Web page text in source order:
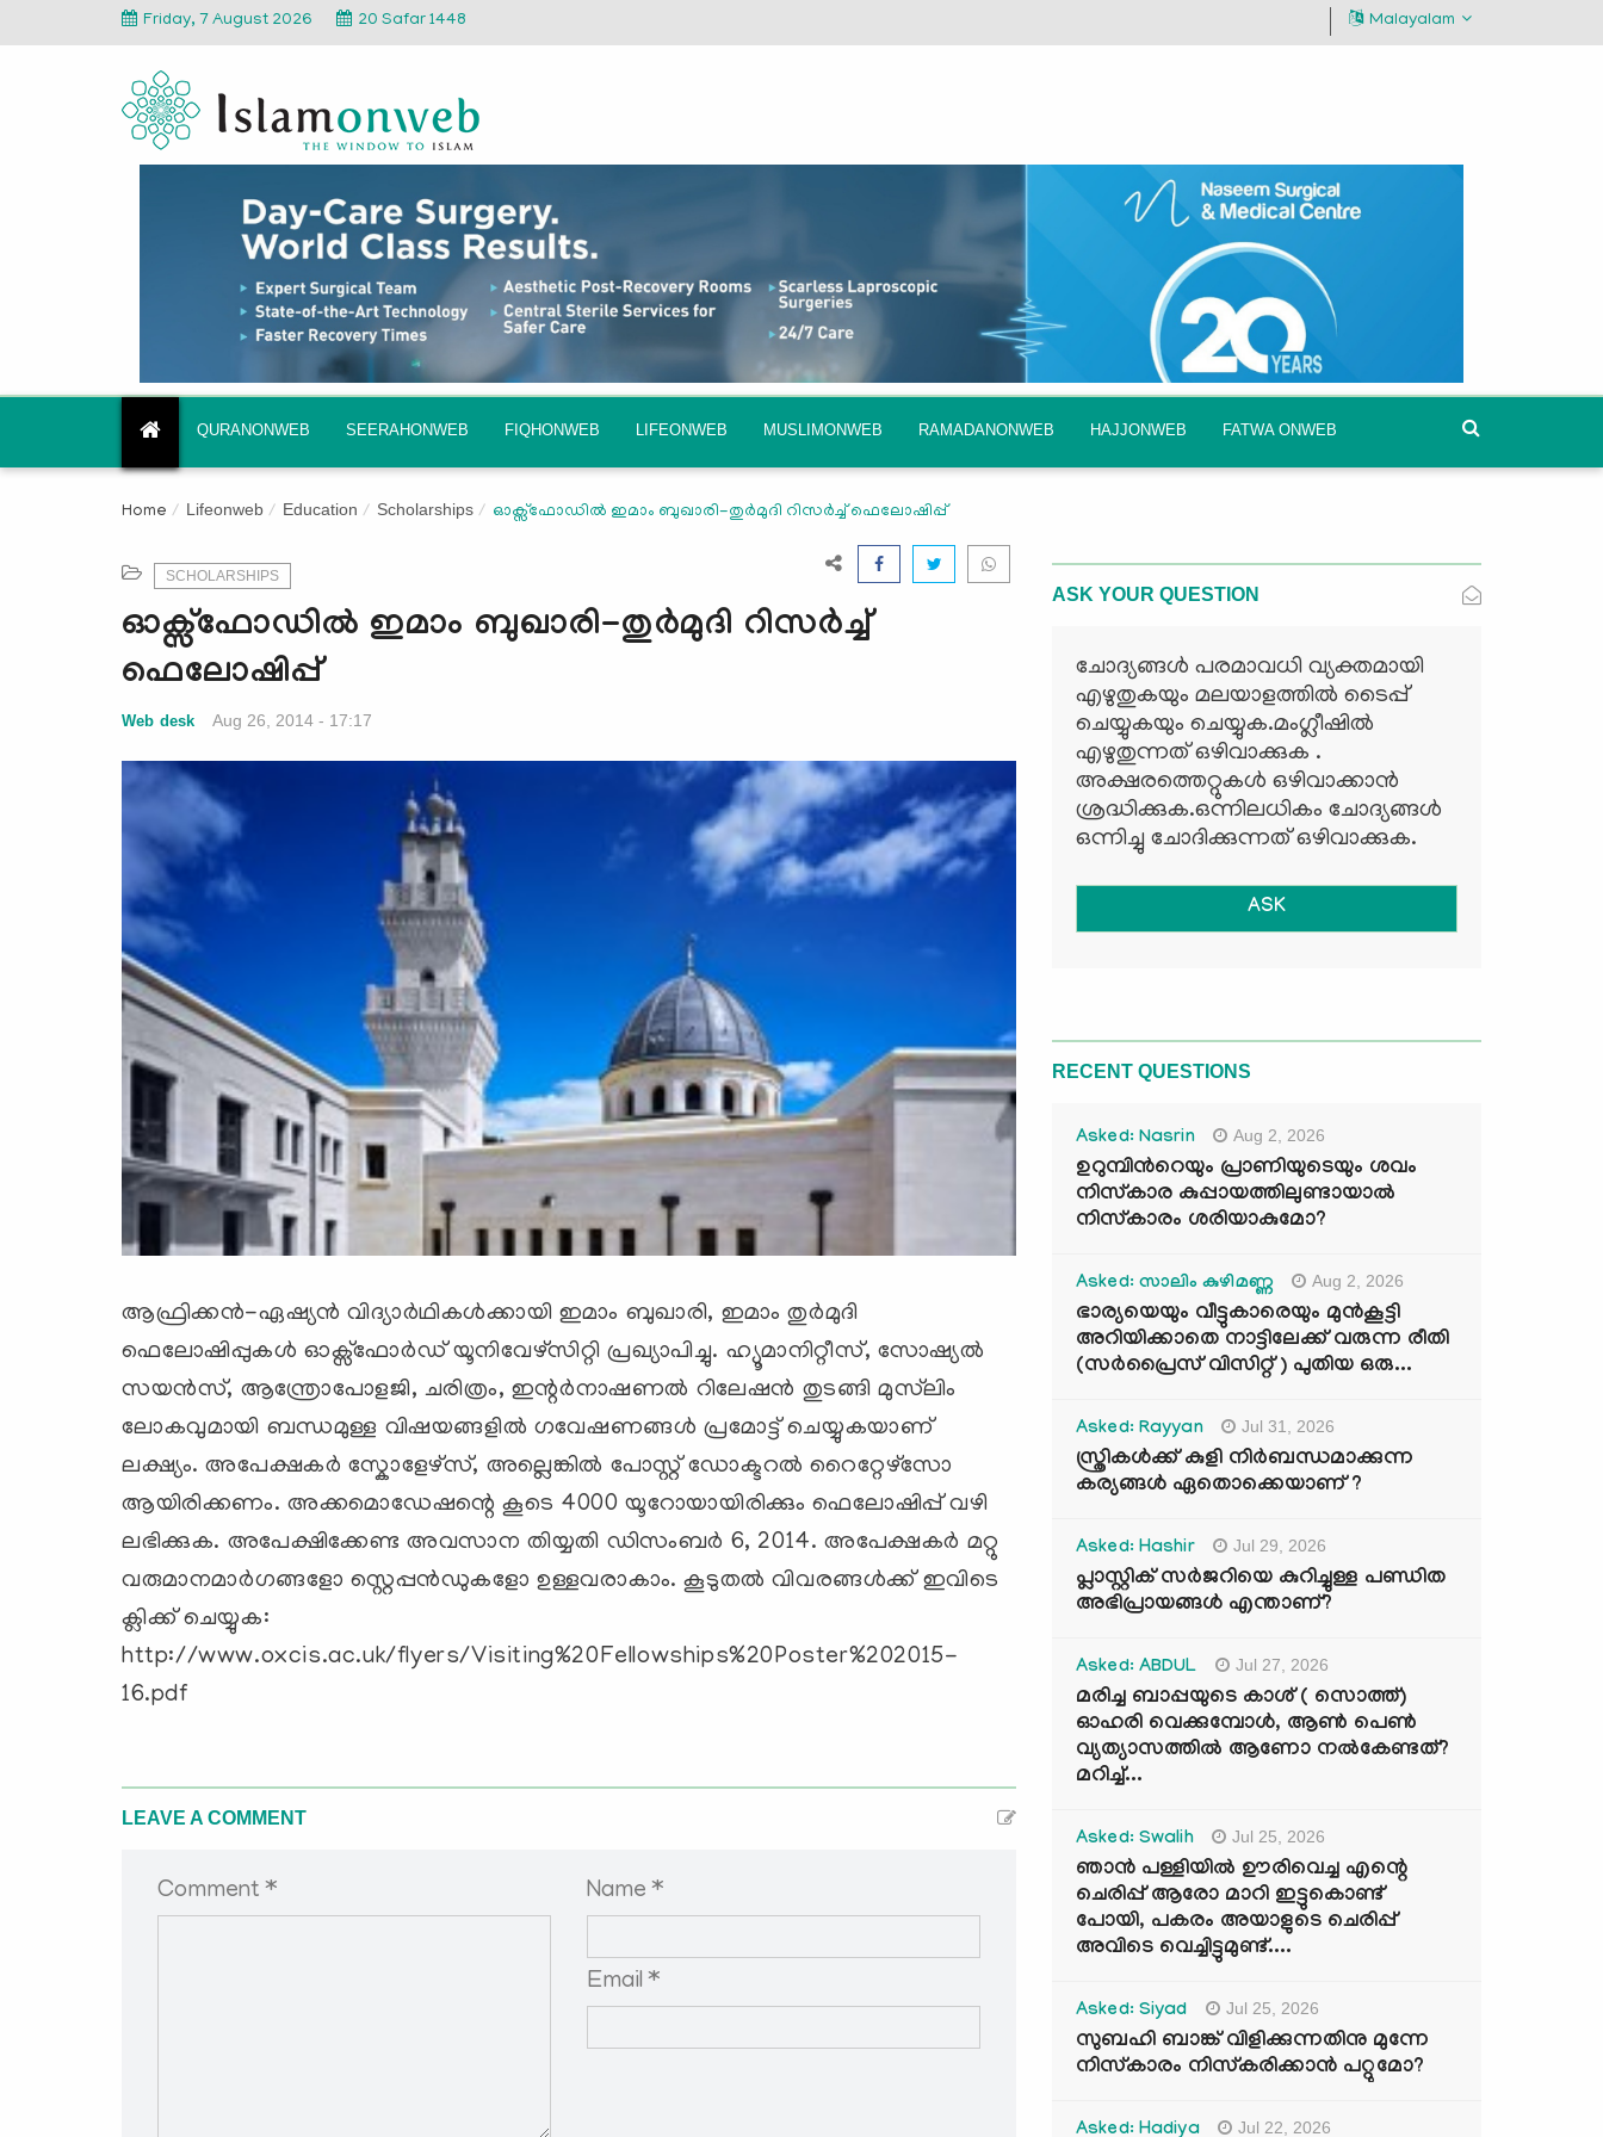
Friday, 7 August 2026 20 Safar 1448 Malayalam
QURANONWEB SEERAHONWEB FIQHONWEB LIFEONWEB MUSLIMONWEB RAMADANONWEB HAJJONWEB FATWA ONWEB
Home Lifeonweb Education Scholarships ഓക്സ്ഫോഡില്‍ ഇമാം ബുഖാരി-തുര്‍മുദി റിസര്‍ച്ച് ഫെലോഷിപ്പ്
SCHOLARSHIPS
ഓക്സ്ഫോഡില്‍ ഇമാം ബുഖാരി-തുര്‍മുദി റിസര്‍ച്ച്
ഫെലോഷിപ്പ്
Web desk Aug 26, 2014 - 17:17
ആഫ്രിക്കന്‍-ഏഷ്യന്‍ വിദ്യാര്‍ഥികള്‍ക്കായി ഇമാം ബുഖാരി, ഇമാം തുര്‍മുദി
ഫെലോഷിപ്പുകള്‍ ഓക്സ്ഫോര്‍ഡ് യൂനിവേഴ്സിറ്റി പ്രഖ്യാപിച്ചു. ഹ്യൂമാനിറ്റീസ്, സോഷ്യല്‍
സയന്‍സ്, ആന്ത്രോപോളജി, ചരിത്രം, ഇന്റര്‍നാഷണല്‍ റിലേഷന്‍ തുടങ്ങി മുസ്‍ലിം
ലോകവുമായി ബന്ധമുള്ള വിഷയങ്ങളില്‍ ഗവേഷണങ്ങള്‍ പ്രമോട്ട് ചെയ്യുകയാണ്
ലക്ഷ്യം. അപേക്ഷകര്‍ സ്കോളേഴ്സ്, അല്ലെങ്കില്‍ പോസ്റ്റ് ഡോക്ടറല്‍ റൈറ്റേഴ്സോ
ആയിരിക്കണം. അക്കമൊഡേഷന്റെ കൂടെ 4000 യൂറോയായിരിക്കും ഫെലോഷിപ്പ് വഴി
ലഭിക്കുക. അപേക്ഷിക്കേണ്ട അവസാന തിയ്യതി ഡിസംബര്‍ 6, 2014. അപേക്ഷകര്‍ മറ്റു
വരുമാനമാര്‍ഗങ്ങളോ സ്റ്റെപ്പന്‍ഡുകളോ ഉള്ളവരാകാം. കൂടുതല്‍ വിവരങ്ങള്‍ക്ക് ഇവിടെ
ക്ലിക്ക് ചെയ്യുക:
http://www.oxcis.ac.uk/flyers/Visiting%20Fellowships%20Poster%202015-
16.pdf
LEAVE A COMMENT
Comment * Name *
Email *
ASK YOUR QUESTION
ചോദ്യങ്ങള്‍ പരമാവധി വ്യക്തമായി
എഴുതുകയും മലയാളത്തില്‍ ടൈപ്പ്
ചെയ്യുകയും ചെയ്യുക.മംഗ്ലീഷില്‍
എഴുതുന്നത് ഒഴിവാക്കുക .
അക്ഷരത്തെറ്റുകള്‍ ഒഴിവാക്കാന്‍
ശ്രദ്ധിക്കുക.ഒന്നിലധികം ചോദ്യങ്ങള്‍
ഒന്നിച്ചു ചോദിക്കുന്നത് ഒഴിവാക്കുക.
ASK
RECENT QUESTIONS
Asked: Nasrin Aug 2, 2026
ഉറുമ്പിന്‍റെയും പ്രാണിയുടെയും ശവം
നിസ്കാര കുപ്പായത്തിലുണ്ടായാൽ
നിസ്കാരം ശരിയാകുമോ?
Asked: സാലിം കുഴിമണ്ണ Aug 2, 2026
ഭാര്യയെയും വീട്ടുകാരെയും മുൻകൂട്ടി
അറിയിക്കാതെ നാട്ടിലേക്ക് വരുന്ന രീതി
(സർപ്രൈസ് വിസിറ്റ് ) പുതിയ ഒരു...
Asked: Rayyan Jul 31, 2026
സ്ത്രികൾക്ക് കുളി നിർബന്ധമാക്കുന്ന
കര്യങ്ങൾ ഏതൊക്കെയാണ് ?
Asked: Hashir Jul 29, 2026
പ്ലാസ്റ്റിക് സർജറിയെ കുറിച്ചുള്ള പണ്ഡിത
അഭിപ്രായങ്ങൾ എന്താണ്?
Asked: ABDUL Jul 27, 2026
മരിച്ച ബാപ്പയുടെ കാശ് ( സൊത്ത്)
ഓഹരി വെക്കുമ്പോൾ, ആണ്‍ പെണ്‍
വ്യത്യാസത്തില്‍ ആണോ നല്‍കേണ്ടത്?
മറിച്ച്...
Asked: Swalih Jul 25, 2026
ഞാൻ പള്ളിയിൽ ഊരിവെച്ച എന്റെ
ചെരിപ്പ് ആരോ മാറി ഇട്ടുകൊണ്ട്
പോയി, പകരം അയാളുടെ ചെരിപ്പ്
അവിടെ വെച്ചിട്ടുമുണ്ട്....
Asked: Siyad Jul 25, 2026
സുബഹി ബാങ്ക് വിളിക്കുന്നതിനു മുന്നേ
നിസ്കാരം നിസ്കരിക്കാൻ പറ്റുമോ?
Asked: Hadiya Jul 22, 2026